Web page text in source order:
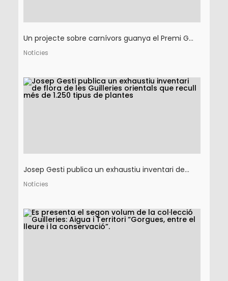
Un projecte sobre carnívors guanya el Premi G...
Notícies
Josep Gesti publica un exhaustiu inventari de...
Notícies